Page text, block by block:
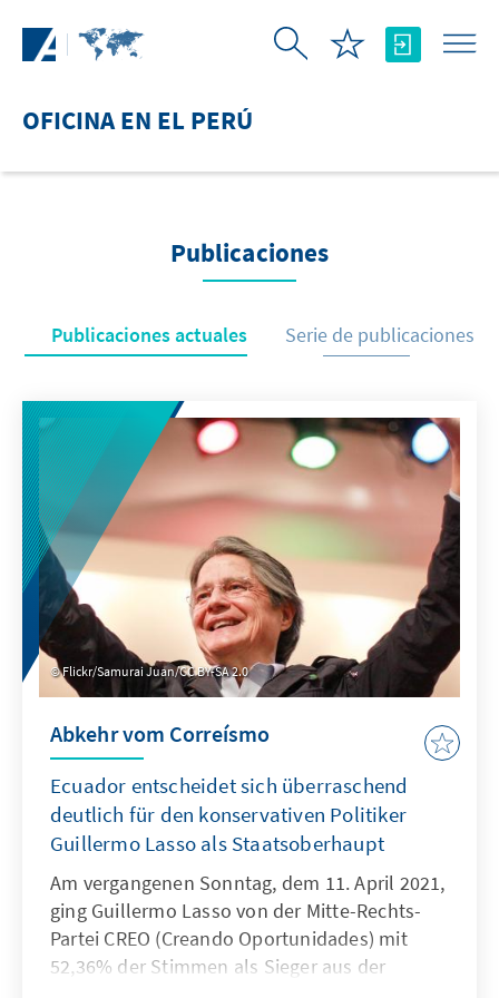
OFICINA EN EL PERÚ
Publicaciones
Publicaciones actuales Serie de publicaciones
Flickr/Samurai Juan/CC BY-SA 2.0
Abkehr vom Correísmo
Ecuador entscheidet sich überraschend
deutlich für den konservativen Politiker
Guillermo Lasso als Staatsoberhaupt
Am vergangenen Sonntag, dem 11. April 2021,
ging Guillermo Lasso von der Mitte-Rechts-
Partei CREO (Creando Oportunidades) mit
52,36% der Stimmen als Sieger aus der